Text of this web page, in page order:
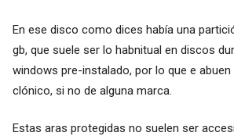
En ese disco como dices había una
gb, que suele ser lo habnitual en discos
windows pre-instalado, por lo que e
clónico, si no de alguna marca.
Estas aras protegidas no suelen ser